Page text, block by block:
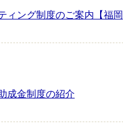
ィング制度のご案内【福岡
成金制度の紹介